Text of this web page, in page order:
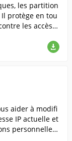
les partition
protège en tou
les accès n
aider à modifi
IP actuelle et
personnelles